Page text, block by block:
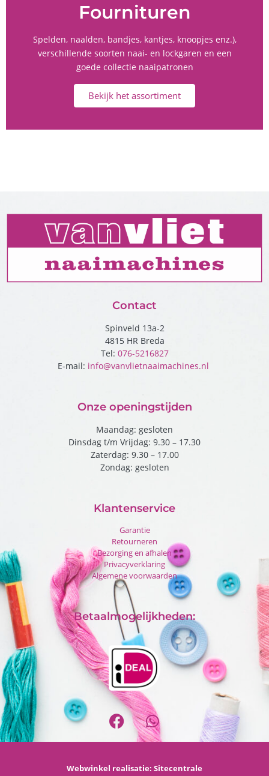
Fournituren
Spelden, naalden, bandjes, kantjes, knoopjes enz.),
verschillende soorten naai- en lockgaren en een
goede collectie naaipatronen
Bekijk het assortiment
Contact
Spinveld 13a-2
4815 HR Breda
Tel: 076-5216827
E-mail: info@vanvlietnaaimachines.nl
Onze openingstijden
Maandag: gesloten
Dinsdag t/m Vrijdag: 9.30 – 17.30
Zaterdag: 9.30 – 17.00
Zondag: gesloten
Klantenservice
Garantie
Retourneren
Bezorging en afhalen
Privacyverklaring
Algemene voorwaarden
Betaalmogelijkheden:
Webwinkel realisatie: Sitecentrale